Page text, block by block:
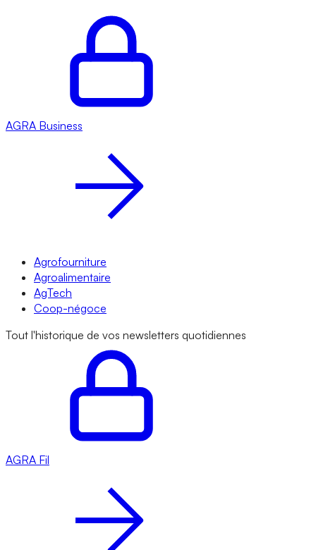
AGRA Business
Agrofourniture
Agroalimentaire
AgTech
Coop-négoce
Tout l'historique de vos newsletters quotidiennes
AGRA Fil